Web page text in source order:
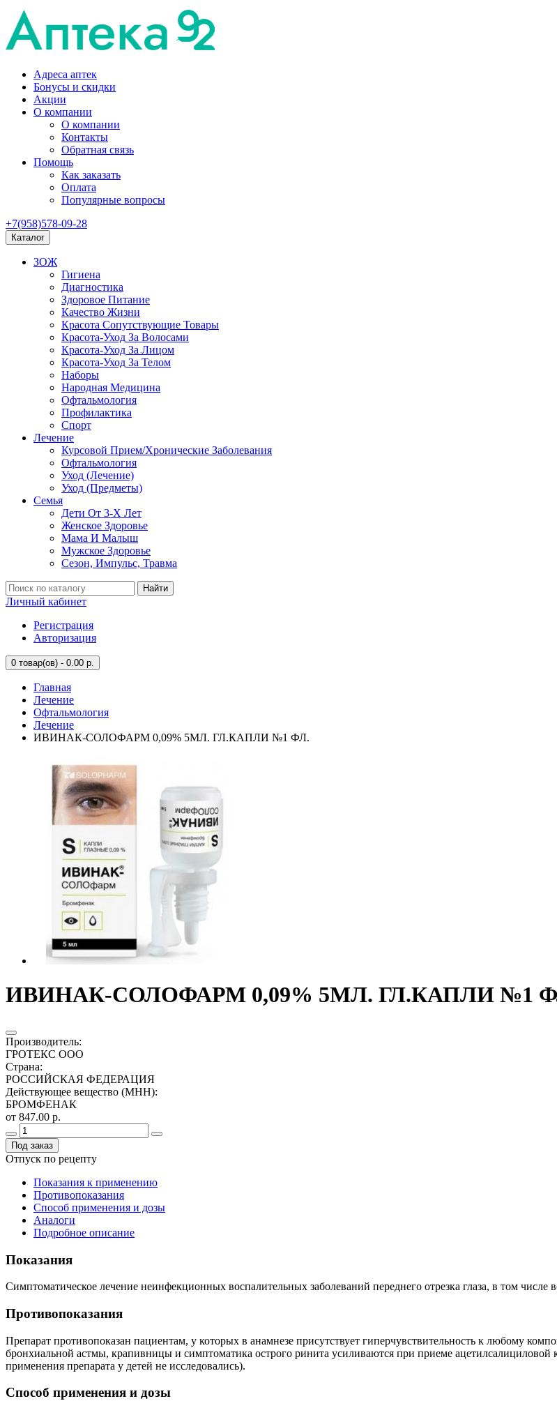
Адреса аптек
Бонусы и скидки
Акции
О компании
О компании
Контакты
Обратная связь
Помощь
Как заказать
Оплата
Популярные вопросы
+7(958)578-09-28
Каталог
ЗОЖ
Гигиена
Диагностика
Здоровое Питание
Качество Жизни
Красота Сопутствующие Товары
Красота-Уход За Волосами
Красота-Уход За Лицом
Красота-Уход За Телом
Наборы
Народная Медицина
Офтальмология
Профилактика
Спорт
Лечение
Курсовой Прием/Хронические Заболевания
Офтальмология
Уход (Лечение)
Уход (Предметы)
Семья
Дети От 3-Х Лет
Женское Здоровье
Мама И Малыш
Мужское Здоровье
Сезон, Импульс, Травма
Найти
Личный кабинет
Регистрация
Авторизация
0 товар(ов) - 0.00 р.
Главная
Лечение
Офтальмология
Лечение
ИВИНАК-СОЛОФАРМ 0,09% 5МЛ. ГЛ.КАПЛИ №1 ФЛ.
ИВИНАК-СОЛОФАРМ 0,09% 5МЛ. ГЛ.КАПЛИ №1
Производитель:
ГРОТЕКС ООО
Страна:
РОССИЙСКАЯ ФЕДЕРАЦИЯ
Действующее вещество (МНН):
БРОМФЕНАК
от 847.00 р.
Под заказ
Отпуск по рецепту
Показания к применению
Противопоказания
Способ применения и дозы
Аналоги
Подробное описание
Показания
Симптоматическое лечение неинфекционных воспалительных заболеваний переднего отрезка глаза, в том
Противопоказания
Препарат противопоказан пациентам, у которых в анамнезе присутствует гиперчувствительность к любому
бронхиальной астмы, крапивницы и симптоматика острого ринита усиливаются при приеме
применения препарата у детей не исследовались).
Способ применения и дозы